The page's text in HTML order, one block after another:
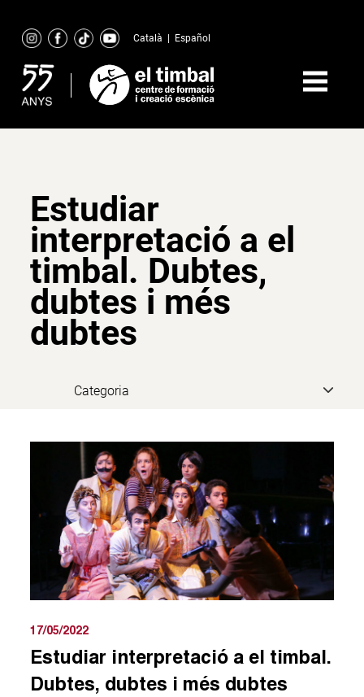
content
Català Español
Estudiar
interpretació a el
timbal. Dubtes,
dubtes i més
dubtes
17/05/2022
Estudiar interpretació a el timbal.
Dubtes, dubtes i més dubtes